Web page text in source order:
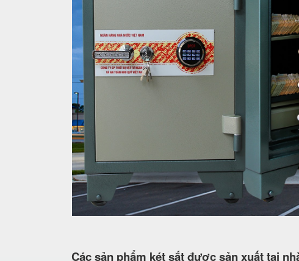
Các sản phẩm két sắt được sản xuất tại